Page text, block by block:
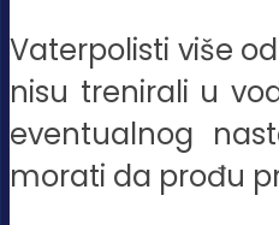
Vaterpolisti više
nisu trenirali u
eventualnog
morati da prođu